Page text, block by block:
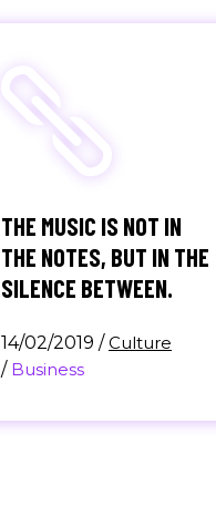
THE MUSIC IS NOT IN
THE NOTES, BUT IN THE
SILENCE BETWEEN.
14/02/2019 /Culture
/ Business